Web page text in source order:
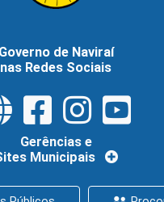
Governo de Naviraí
nas Redes Sociais
Gerências e
Municipais